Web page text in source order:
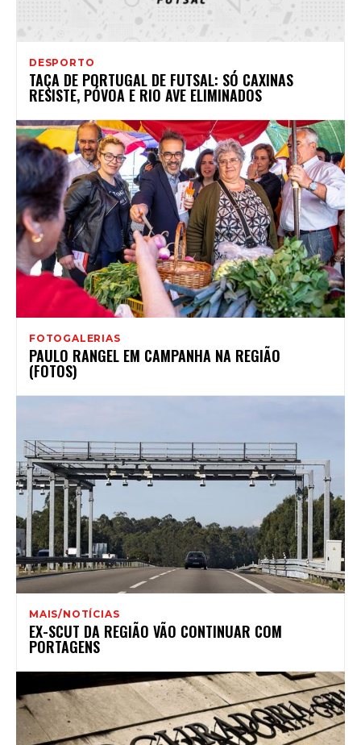
DESPORTO
TAÇA DE PORTUGAL DE FUTSAL: SÓ CAXINAS
RESISTE, PÓVOA E RIO AVE ELIMINADOS
FOTOGALERIAS
PAULO RANGEL EM CAMPANHA NA REGIÃO
(FOTOS)
MAIS/NOTÍCIAS
EX-SCUT DA REGIÃO VÃO CONTINUAR COM
PORTAGENS